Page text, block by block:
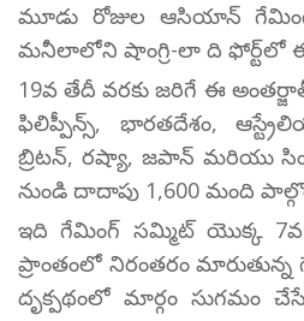
మూడు రోజుల ఆసియాన్
మనీలాలోని షాంగ్రి-లా ది ఫోర్ట్‌లో
19వ తేదీ వరకు జరిగే ఈ
ఫిలిప్పీన్స్, భారతదేశం,
బ్రిటన్, రష్యా, జపాన్ మరియు
నుండి దాదాపు 1,600 మంది
ఇది గేమింగ్ సమ్మిట్ యొక్క
ప్రాంతంలో నిరంతరం మారుతున్న
దృక్పథంలో మార్గం సుగమం